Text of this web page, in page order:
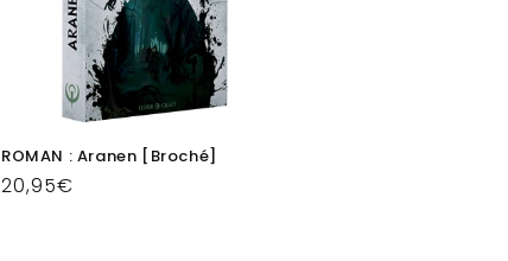
ROMAN : Aranen [Broché]
Prix
20,95€